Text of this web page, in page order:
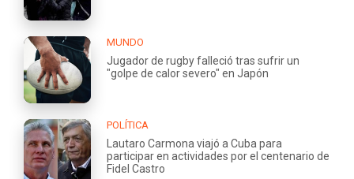
MUNDO
Jugador de rugby falleció tras sufrir un
"golpe de calor severo" en Japón
POLÍTICA
Lautaro Carmona viajó a Cuba para
participar en actividades por el centenario de
Fidel Castro